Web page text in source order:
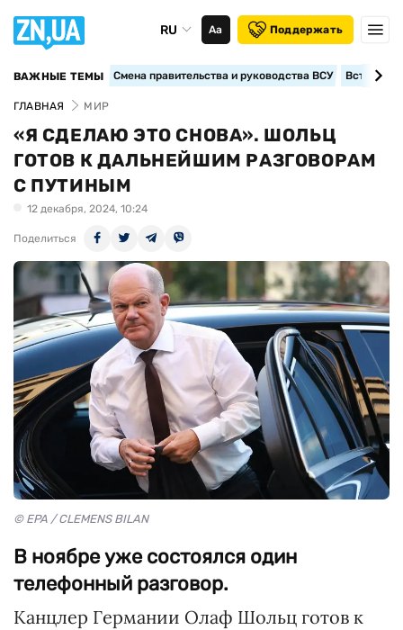
RU Аа Поддержать
ВАЖНЫЕ ТЕМЫ Смена правительства и руководства ВСУ
ГЛАВНАЯ МИР
«Я СДЕЛАЮ ЭТО СНОВА». ШОЛЬЦ
ГОТОВ К ДАЛЬНЕЙШИМ РАЗГОВОРАМ
С ПУТИНЫМ
12 декабря, 2024, 10:24
Поделиться
© EPA / CLEMENS BILAN
В ноябре уже состоялся один
телефонный разговор.
Канцлер Германии Олаф Шольц готов к